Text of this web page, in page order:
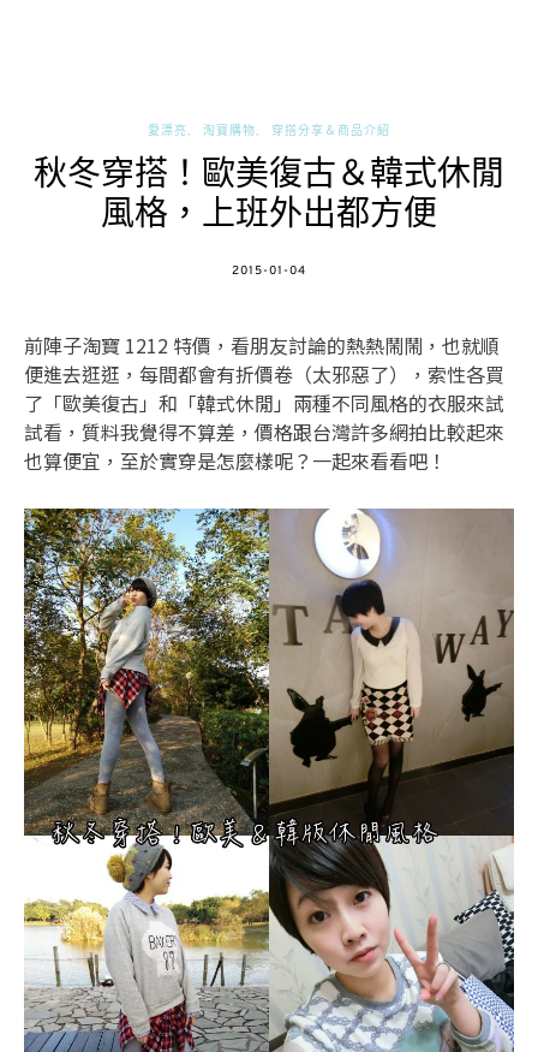
愛漂亮 淘寶購物 穿搭分享＆商品介紹
秋冬穿搭！歐美復古＆韓式休閒
風格，上班外出都方便
POSTED
2015-01-04
前陣子淘寶 1212 特價，看朋友討論的熱熱鬧鬧，也就順
便進去逛逛，每間都會有折價卷（太邪惡了），索性各買
了「歐美復古」和「韓式休閒」兩種不同風格的衣服來試
試看，質料我覺得不算差，價格跟台灣許多網拍比較起來
也算便宜，至於實穿是怎麼樣呢？一起來看看吧！